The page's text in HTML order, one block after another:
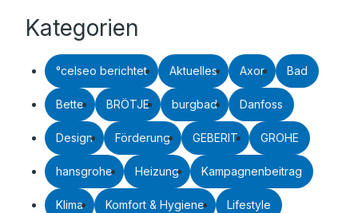
Kategorien
°celseo berichtet Aktuelles Axor Bad
Bette BRÖTJE burgbad Danfoss
Design Förderung GEBERIT GROHE
hansgrohe Heizung Kampagnenbeitrag
Klima Komfort & Hygiene Lifestyle